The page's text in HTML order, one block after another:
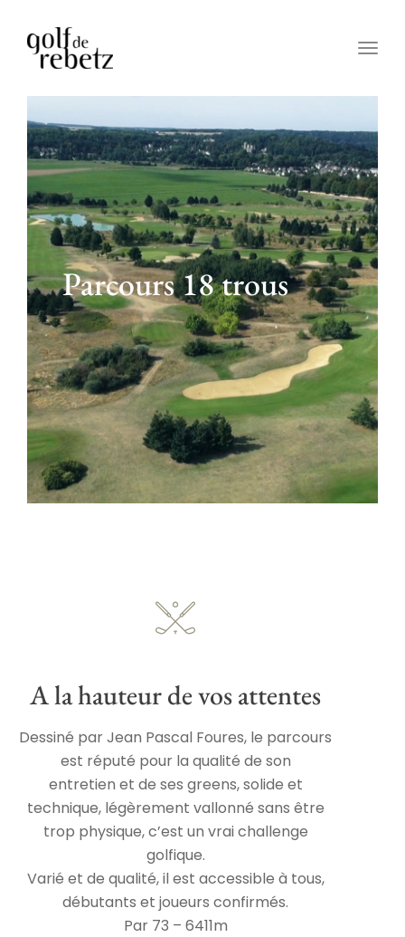
Parcours 18 trous
A la hauteur de vos attentes
Dessiné par Jean Pascal Foures, le parcours
est réputé pour la qualité de son
entretien et de ses greens, solide et
technique, légèrement vallonné sans être
trop physique, c’est un vrai challenge
golfique.
Varié et de qualité, il est accessible à tous,
débutants et joueurs confirmés.
Par 73 – 6411m